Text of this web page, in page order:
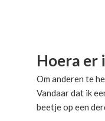
Hoera er
Om anderen te
Vandaar dat ik
beetje op een